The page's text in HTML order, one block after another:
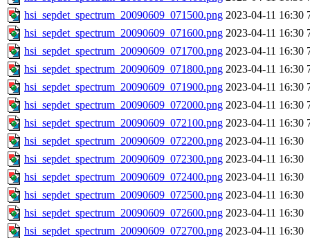
hsi_sepdet_spectrum_20090609_071500.png 2023-04-11 16:30
hsi_sepdet_spectrum_20090609_071600.png 2023-04-11 16:30
hsi_sepdet_spectrum_20090609_071700.png 2023-04-11 16:30
hsi_sepdet_spectrum_20090609_071800.png 2023-04-11 16:30
hsi_sepdet_spectrum_20090609_071900.png 2023-04-11 16:30
hsi_sepdet_spectrum_20090609_072000.png 2023-04-11 16:30
hsi_sepdet_spectrum_20090609_072100.png 2023-04-11 16:30
hsi_sepdet_spectrum_20090609_072200.png 2023-04-11 16:30
hsi_sepdet_spectrum_20090609_072300.png 2023-04-11 16:30
hsi_sepdet_spectrum_20090609_072400.png 2023-04-11 16:30
hsi_sepdet_spectrum_20090609_072500.png 2023-04-11 16:30
hsi_sepdet_spectrum_20090609_072600.png 2023-04-11 16:30
hsi_sepdet_spectrum_20090609_072700.png 2023-04-11 16:30